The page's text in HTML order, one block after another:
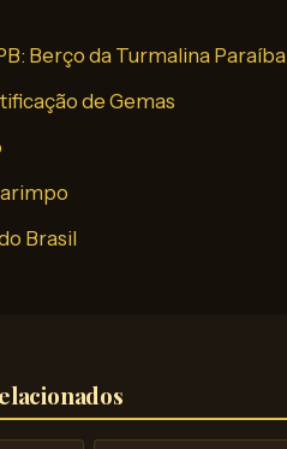
Berço da Turmalina Paraíba
de Gemas
Brasil